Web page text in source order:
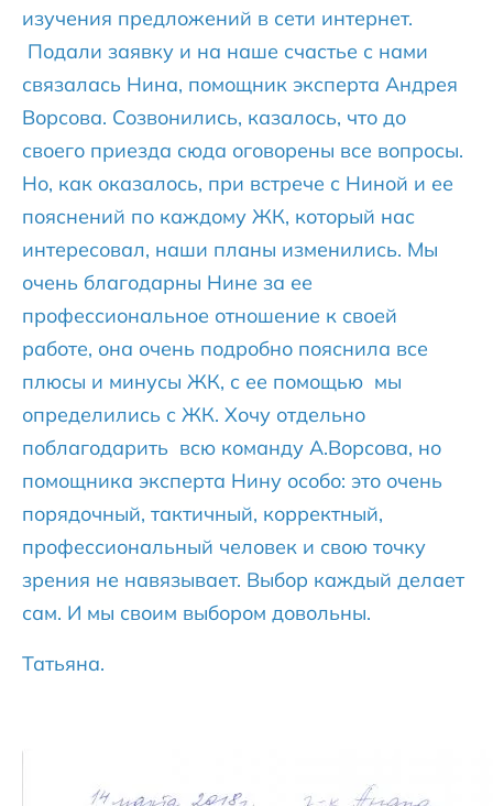
изучения предложений в сети интернет.
Подали заявку и на наше счастье с нами
связалась Нина, помощник эксперта Андрея
Ворсова. Созвонились, казалось, что до
своего приезда сюда оговорены все вопросы.
Но, как оказалось, при встрече с Ниной и ее
пояснений по каждому ЖК, который нас
интересовал, наши планы изменились. Мы
очень благодарны Нине за ее
профессиональное отношение к своей
работе, она очень подробно пояснила все
плюсы и минусы ЖК, с ее помощью мы
определились с ЖК. Хочу отдельно
поблагодарить всю команду А.Ворсова, но
помощника эксперта Нину особо: это очень
порядочный, тактичный, корректный,
профессиональный человек и свою точку
зрения не навязывает. Выбор каждый делает
сам. И мы своим выбором довольны.
Татьяна.